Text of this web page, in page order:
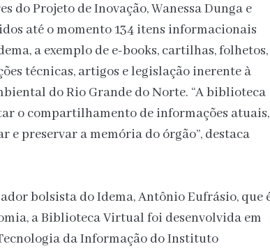
do Projeto de Inovação, Wanessa Dunga e
até o momento 134 itens informacionais
a exemplo de e-books, cartilhas, folhetos,
técnicas, artigos e legislação inerente à
do Rio Grande do Norte. “A biblioteca
o compartilhamento de informações atuais,
e preservar a memória do órgão”, destaca
bolsista do Idema, Antônio Eufrásio, que
a Biblioteca Virtual foi desenvolvida em
da Informação do Instituto